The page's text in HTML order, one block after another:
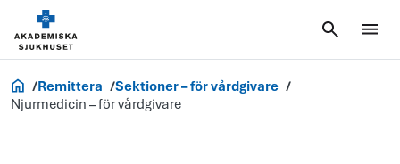
Vårdgivare
Remittera
Sektioner – för vårdgivare
Njurmedicin – för vårdgivare